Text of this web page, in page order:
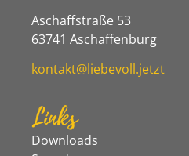
Aschaffstraße 53
63741 Aschaffenburg
kontakt@liebevoll.jetzt
Links
Downloads